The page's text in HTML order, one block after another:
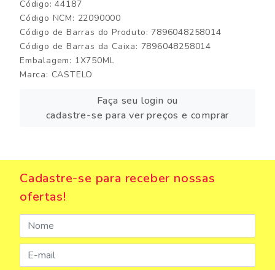
Código: 44187
Código NCM: 22090000
Código de Barras do Produto: 7896048258014
Código de Barras da Caixa: 7896048258014
Embalagem: 1X750ML
Marca: CASTELO
Faça seu login ou
cadastre-se para ver preços e comprar
Cadastre-se para receber nossas
ofertas!